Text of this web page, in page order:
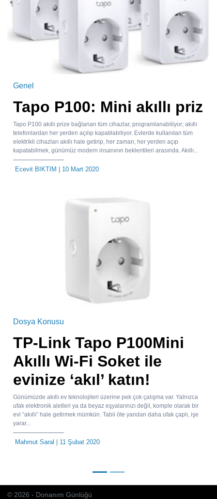
Genel
Tapo P100: Mini akıllı priz
Tapo P100 akıllı prize bağlanan tüm cihazlar, programlanabiliyor; akıllı
telefonlardan her yerden açılıp kapatılabiliyor. Evlerde kullanılan tüm
elektrikli cihazları akıllı hale getirip, her zaman, her yerden açıp
kapatabilmek, günümüz modern insanının beklentileri arasında. Akıllı...
Ecevit BIKTIM | 10 Mart 2020
Dosya Konusu
TP-Link Tapo P100Mini
Akıllı Wi-Fi Soket ile
evinize ‘akıl’ katın!
Günümüzde akıllı ev teknolojileri üzerine pek çok çalışma var. Yalnızca
ufak elektronik aletleri ya da beyaz eşyalarınızı değil, komple olarak bir
evi “akıllı” hale getirmek mümkün. Tabii öte yandan daha ufak çaplı, işe
yarar...
Mahmut Saral | 11 Şubat 2020
© 2026 - Donanım Günlüğü